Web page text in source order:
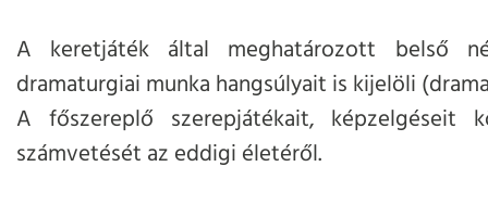
A keretjáték által meghatározott belső
dramaturgiai munka hangsúlyait is kijelöli
A főszereplő szerepjátékait, képzelgéseit
számvetését az eddigi életéről.